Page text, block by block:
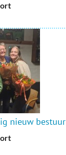
nieuw bestuur